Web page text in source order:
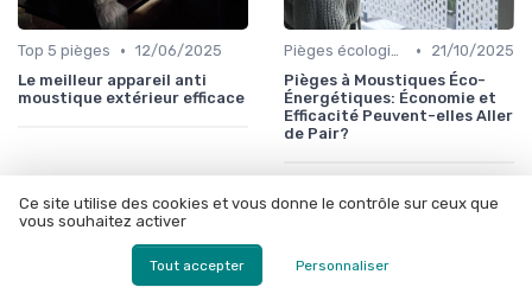
Top 5 pièges • 12/06/2025
Le meilleur appareil anti
moustique extérieur efficace
Pièges écologiques •
21/10/2025
Pièges à Moustiques Éco-
Énergétiques: Économie et
Efficacité Peuvent-elles Aller
de Pair?
Ce site utilise des cookies et vous donne le contrôle sur ceux que
vous souhaitez activer
Tout accepter Personnaliser